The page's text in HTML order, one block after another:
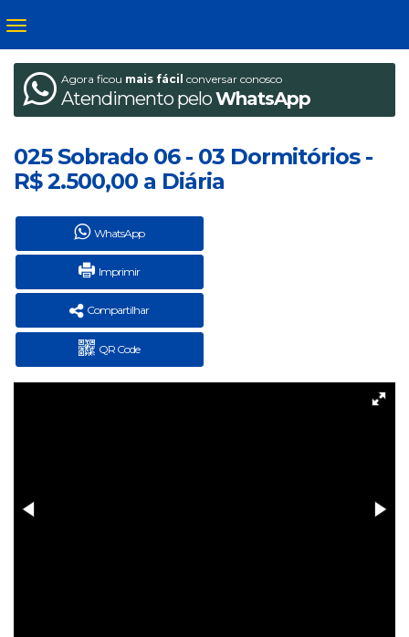
Agora ficou mais fácil conversar conosco
Atendimento peloWhatsApp
025 Sobrado 06 - 03 Dormitórios -
R$ 2.500,00 a Diária
WhatsApp
Imprimir
Compartilhar
QR Code